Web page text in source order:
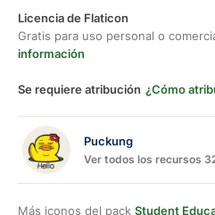
Licencia de Flaticon
Gratis para uso personal o
información
Se requiere atribución ¿Cómo
Puckung
Ver todos los recursos
Más iconos del pack Student